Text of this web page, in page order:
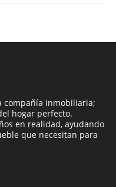
compañía inmobiliaria;
hogar perfecto.
en realidad, ayudando
que necesitan para